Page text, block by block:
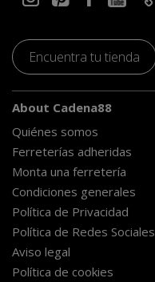
Encuentra tu tienda
About Cadena88
Quiénes somos
Ferreterías adheridas
Monta una ferretería
Condiciones generales
Política de Privacidad
Política de Redes Sociales
Aviso legal
Política de cookies